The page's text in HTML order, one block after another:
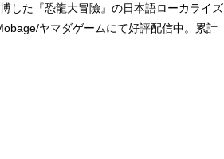
した『恐龍大冒險』の日本語ローカライズ
ヤマダゲームにて好評配信中。累計